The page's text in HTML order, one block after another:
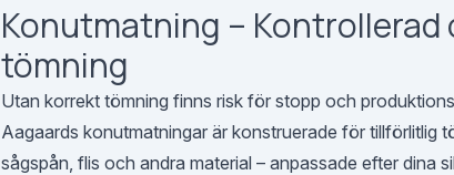
Konutmatning – Kontrollerad
tömning
Utan korrekt tömning finns risk för stopp och
Aagaards konutmatningar är konstruerade för tillförlitlig
sågspån, flis och andra material – anpassade efter dina